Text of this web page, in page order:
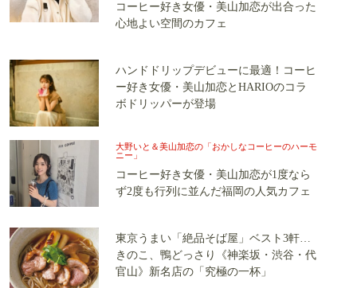
コーヒー好き女優・美山加恋が出合った
心地よい空間のカフェ
ハンドドリップデビューに最適！コーヒ
ー好き女優・美山加恋とHARIOのコラ
ボドリッパーが登場
大野いと＆美山加恋の「おかしなコーヒーのハーモ
ニー」
コーヒー好き女優・美山加恋が1度なら
ず2度も行列に並んだ福岡の人気カフェ
東京うまい「絶品そば屋」ベスト3軒…
きのこ、鴨どっさり《神楽坂・渋谷・代
官山》新名店の「究極の一杯」